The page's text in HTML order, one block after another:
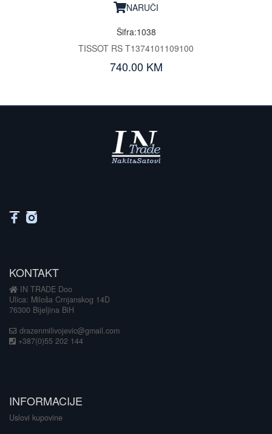
NARUČI
Šifra:1038
TISSOT RS T1374101109100
740.00 KM
KONTAKT
IN TRADE Doo
Ulica: Miloša Crnjanskog 14D
76300 Bijeljina BiH
drazenmilivojevic@gmail.com
+387(0)55 202 144
INFORMACIJE
Uslovi kupovine